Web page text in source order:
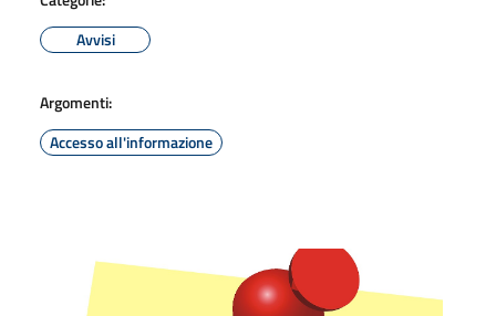
Avvisi
Argomenti:
Accesso all'informazione